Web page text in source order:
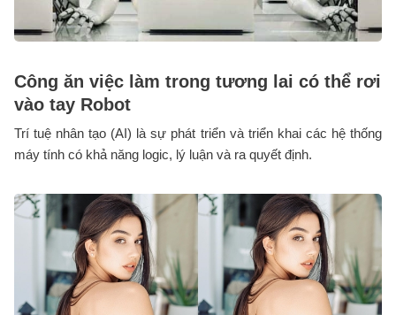
Công ăn việc làm trong tương lai có thể rơi
vào tay Robot
Trí tuệ nhân tạo (AI) là sự phát triển và triển khai các hệ thống
máy tính có khả năng logic, lý luận và ra quyết định.